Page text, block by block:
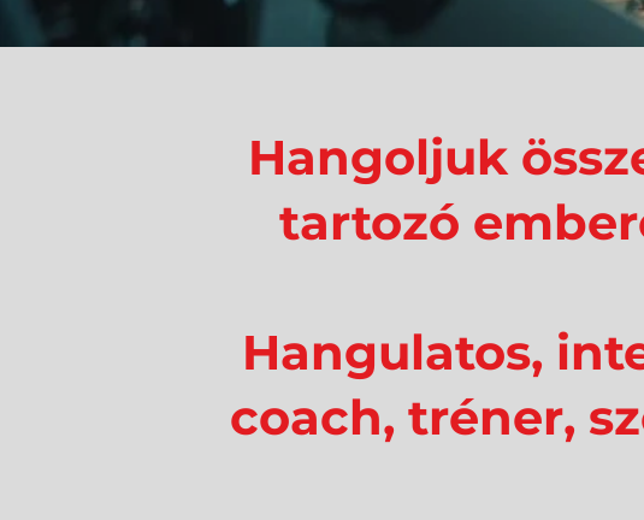
Hangoljuk
tartozó
Hangulatos,
coach, tréner,